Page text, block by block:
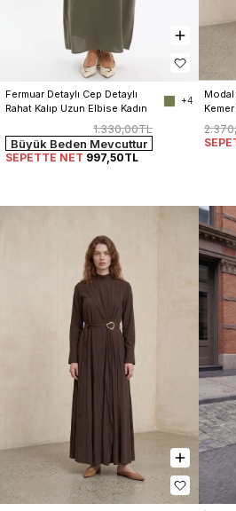
Fermuar Detaylı Cep Detaylı
Rahat Kalıp Uzun Elbise Kadın
+4
1.330,00TL
Büyük Beden Mevcuttur
SEPETTE NET 997,50TL
Modal
Elbise